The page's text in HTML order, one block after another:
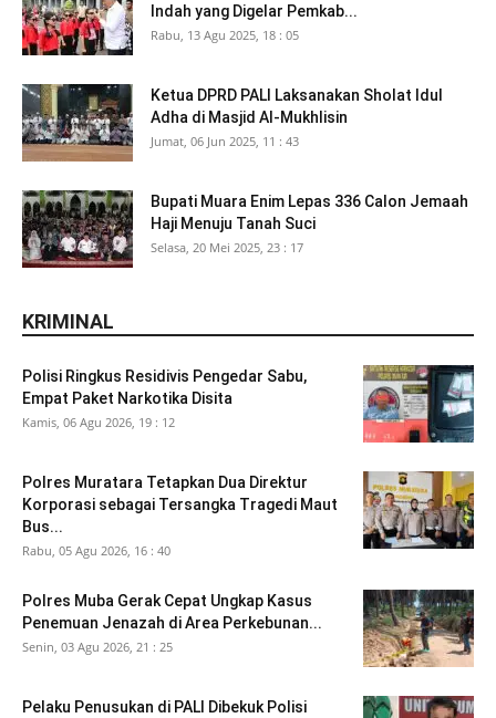
Indah yang Digelar Pemkab...
Rabu, 13 Agu 2025, 18 : 05
Ketua DPRD PALI Laksanakan Sholat Idul
Adha di Masjid Al-Mukhlisin
Jumat, 06 Jun 2025, 11 : 43
Bupati Muara Enim Lepas 336 Calon Jemaah
Haji Menuju Tanah Suci
Selasa, 20 Mei 2025, 23 : 17
KRIMINAL
Polisi Ringkus Residivis Pengedar Sabu,
Empat Paket Narkotika Disita
Kamis, 06 Agu 2026, 19 : 12
Polres Muratara Tetapkan Dua Direktur
Korporasi sebagai Tersangka Tragedi Maut
Bus...
Rabu, 05 Agu 2026, 16 : 40
Polres Muba Gerak Cepat Ungkap Kasus
Penemuan Jenazah di Area Perkebunan...
Senin, 03 Agu 2026, 21 : 25
Pelaku Penusukan di PALI Dibekuk Polisi